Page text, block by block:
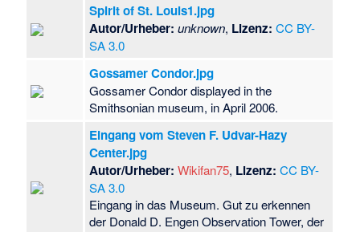
Spirit of St. Louis1.jpg
Autor/Urheber: unknown, Lizenz: CC BY-
SA 3.0
Gossamer Condor.jpg
Gossamer Condor displayed in the
Smithsonian museum, in April 2006.
Eingang vom Steven F. Udvar-Hazy
Center.jpg
Autor/Urheber: Wikifan75, Lizenz: CC BY-
SA 3.0
Eingang in das Museum. Gut zu erkennen
der Donald D. Engen Observation Tower, der